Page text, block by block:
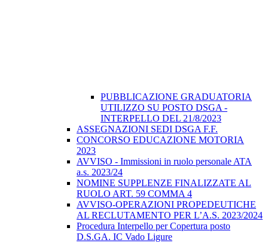
PUBBLICAZIONE GRADUATORIA
UTILIZZO SU POSTO DSGA -
INTERPELLO DEL 21/8/2023
ASSEGNAZIONI SEDI DSGA F.F.
CONCORSO EDUCAZIONE MOTORIA
2023
AVVISO - Immissioni in ruolo personale ATA
a.s. 2023/24
NOMINE SUPPLENZE FINALIZZATE AL
RUOLO ART. 59 COMMA 4
AVVISO-OPERAZIONI PROPEDEUTICHE
AL RECLUTAMENTO PER L’A.S. 2023/2024
Procedura Interpello per Copertura posto
D.S.GA. IC Vado Ligure